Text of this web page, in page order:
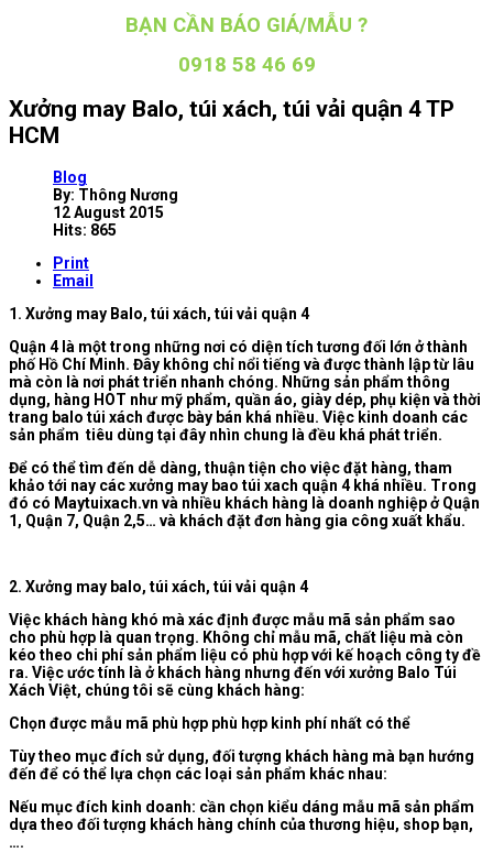
BẠN CẦN BÁO GIÁ/MẪU ?
0918 58 46 69
Xưởng may Balo, túi xách, túi vải quận 4 TP
HCM
Blog
By: Thông Nương
12 August 2015
Hits: 865
Print
Email
1. Xưởng may Balo, túi xách, túi vải quận 4
Quận 4 là một trong những nơi có diện tích tương đối lớn ở thành
phố Hồ Chí Minh. Đây không chỉ nổi tiếng và được thành lập từ lâu
mà còn là nơi phát triển nhanh chóng. Những sản phẩm thông
dụng, hàng HOT như mỹ phẩm, quần áo, giày dép, phụ kiện và thời
trang balo túi xách được bày bán khá nhiều. Việc kinh doanh các
sản phẩm tiêu dùng tại đây nhìn chung là đều khá phát triển.
Để có thể tìm đến dễ dàng, thuận tiện cho việc đặt hàng, tham
khảo tới nay các xưởng may bao túi xach quận 4 khá nhiều. Trong
đó có Maytuixach.vn và nhiều khách hàng là doanh nghiệp ở Quận
1, Quận 7, Quận 2,5… và khách đặt đơn hàng gia công xuất khẩu.
2. Xưởng may balo, túi xách, túi vải quận 4
Việc khách hàng khó mà xác định được mẫu mã sản phẩm sao
cho phù hợp là quan trọng. Không chỉ mẫu mã, chất liệu mà còn
kéo theo chi phí sản phẩm liệu có phù hợp với kế hoạch công ty đề
ra. Việc ước tính là ở khách hàng nhưng đến với xưởng Balo Túi
Xách Việt, chúng tôi sẽ cùng khách hàng:
Chọn được mẫu mã phù hợp phù hợp kinh phí nhất có thể
Tùy theo mục đích sử dụng, đối tượng khách hàng mà bạn hướng
đến để có thể lựa chọn các loại sản phẩm khác nhau:
Nếu mục đích kinh doanh: cần chọn kiểu dáng mẫu mã sản phẩm
dựa theo đối tượng khách hàng chính của thương hiệu, shop bạn,
….